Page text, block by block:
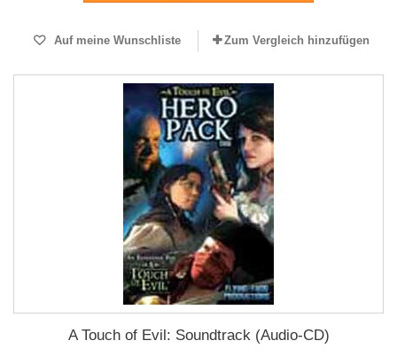
Auf meine Wunschliste Zum Vergleich hinzufügen
A Touch of Evil: Soundtrack (Audio-CD)